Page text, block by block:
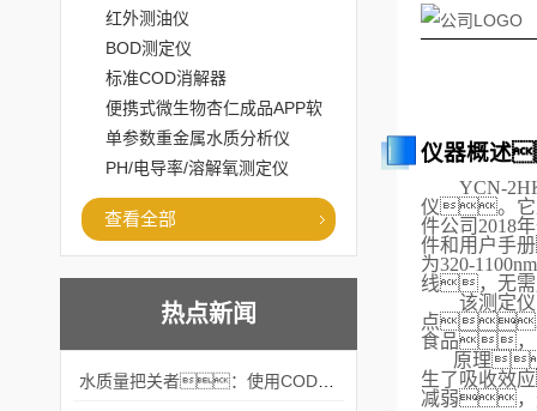
红外测油仪
BOD测定仪
标准COD消解器
便携式微生物杏仁成品APP软
件直播大全
单参数重金属水质分析仪
PH/电导率/溶解氧测定仪
查看全部
热点新闻
仪器概述
YCN-2
仪。它
件公司2018
件和用户手
为320-
线，无需
该测定
点。
食品，
原理
生了吸收效
减弱，